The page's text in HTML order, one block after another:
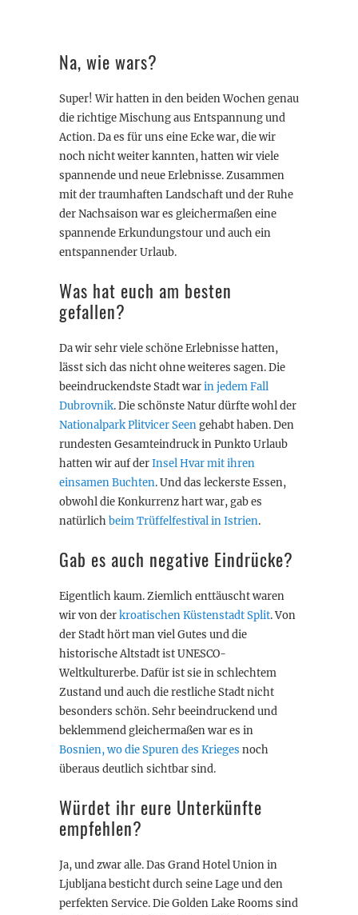
Na, wie wars?
Super! Wir hatten in den beiden Wochen genau
die richtige Mischung aus Entspannung und
Action. Da es für uns eine Ecke war, die wir
noch nicht weiter kannten, hatten wir viele
spannende und neue Erlebnisse. Zusammen
mit der traumhaften Landschaft und der Ruhe
der Nachsaison war es gleichermaßen eine
spannende Erkundungstour und auch ein
entspannender Urlaub.
Was hat euch am besten
gefallen?
Da wir sehr viele schöne Erlebnisse hatten,
lässt sich das nicht ohne weiteres sagen. Die
beeindruckendste Stadt warin jedem Fall
Dubrovnik. Die schönste Natur dürfte wohl der
Nationalpark Plitvicer Seengehabt haben. Den
rundesten Gesamteindruck in Punkto Urlaub
hatten wir auf derInsel Hvar mit ihren
einsamen Buchten. Und das leckerste Essen,
obwohl die Konkurrenz hart war, gab es
natürlichbeim Trüffelfestival in Istrien.
Gab es auch negative Eindrücke?
Eigentlich kaum. Ziemlich enttäuscht waren
wir von derkroatischen Küstenstadt Split. Von
der Stadt hört man viel Gutes und die
historische Altstadt ist UNESCO-
Weltkulturerbe. Dafür ist sie in schlechtem
Zustand und auch die restliche Stadt nicht
besonders schön. Sehr beeindruckend und
beklemmend gleichermaßen war es in
Bosnien, wo die Spuren des Krieges noch
überaus deutlich sichtbar sind.
Würdet ihr eure Unterkünfte
empfehlen?
Ja, und zwar alle. Das Grand Hotel Union in
Ljubljana besticht durch seine Lage und den
perfekten Service. Die Golden Lake Rooms sind